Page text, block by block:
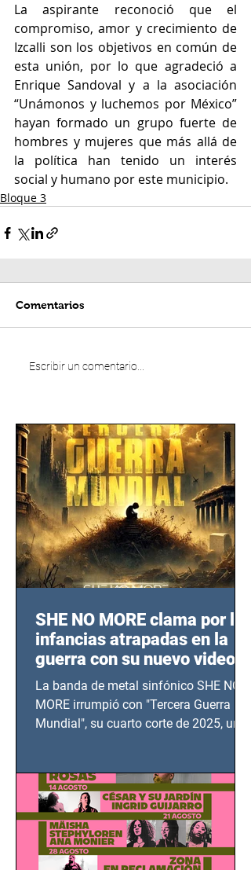
La aspirante reconoció que el
compromiso, amor y crecimiento de
Izcalli son los objetivos en común de
esta unión, por lo que agradeció a
Enrique Sandoval y a la asociación
“Unámonos y luchemos por México”
hayan formado un grupo fuerte de
hombres y mujeres que más allá de
la política han tenido un interés
social y humano por este municipio.
Bloque 3
Comentarios
Escribir un comentario...
SHE NO MORE clama por las
infancias atrapadas en la
guerra con su nuevo video
TERCERA GUERRA
MUNDIAL
La banda de metal sinfónico SHE NO
MORE irrumpió con "Tercera Guerra
Mundial", su cuarto corte de 2025, un
bélicos.